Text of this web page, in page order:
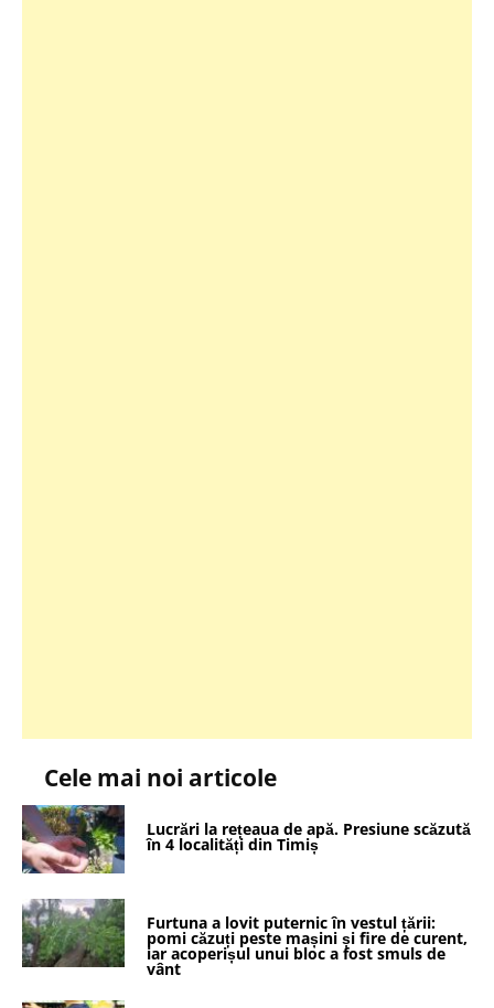
Cele mai noi articole
Lucrări la rețeaua de apă. Presiune scăzută
în 4 localități din Timiș
Furtuna a lovit puternic în vestul țării:
pomi căzuți peste mașini și fire de curent,
iar acoperișul unui bloc a fost smuls de
vânt